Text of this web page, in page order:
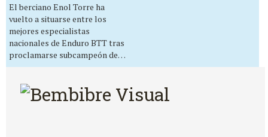
El berciano Enol Torre ha
vuelto a situarse entre los
mejores especialistas
nacionales de Enduro BTT tras
proclamarse subcampeón de…